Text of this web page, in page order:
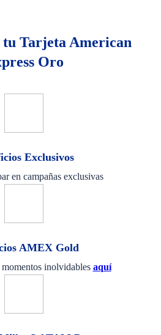
tu Tarjeta American
Oro
Exclusivos
en campañas exclusivas
AMEX Gold
inolvidables aquí